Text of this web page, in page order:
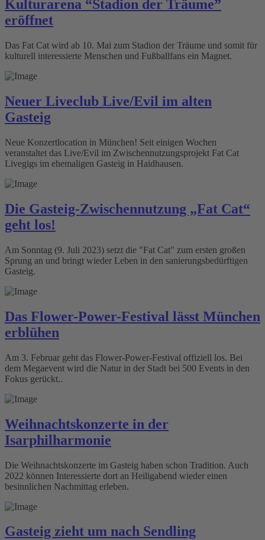
Kulturarena “Stadion der Träume”
eröffnet
Das Fat Cat wird ab 10. Mai zum Stadion der Träume und somit für
kulturell interessierte Menschen und Fußballfans ein Magnet.
Neuer Liveclub Live/Evil im alten
Gasteig
Neue Konzertlocation in München! Seit einigen Wochen
veranstaltet das Live/Evil im Zwischennutzungsprojekt Fat Cat
Livegigs im ehemaligen Gasteig in Haidhausen.
Die Gasteig-Zwischennutzung „Fat Cat“
geht los!
Am Sonntag (9. Juli 2023) setzt die "Fat Cat" zum ersten großen
Sprung an und bringt wieder Leben in den sanierungsbedürftigen
Gasteig.
Das Flower-Power-Festival lässt München
erblühen
Am 3. Februar geht das Flower-Power-Festival offiziell los. Bei
dem Megaevent wird die Natur in der Stadt bei 500 Events in den
Fokus gerückt..
Weihnachtskonzerte in der
Isarphilharmonie
Die Weihnachtskonzerte im Gasteig haben schon Tradition. Auch
2022 können Interessierte dort an Heiligabend wieder einen
besinnlichen Nachmittag erleben.
Gasteig zieht um nach Sendling